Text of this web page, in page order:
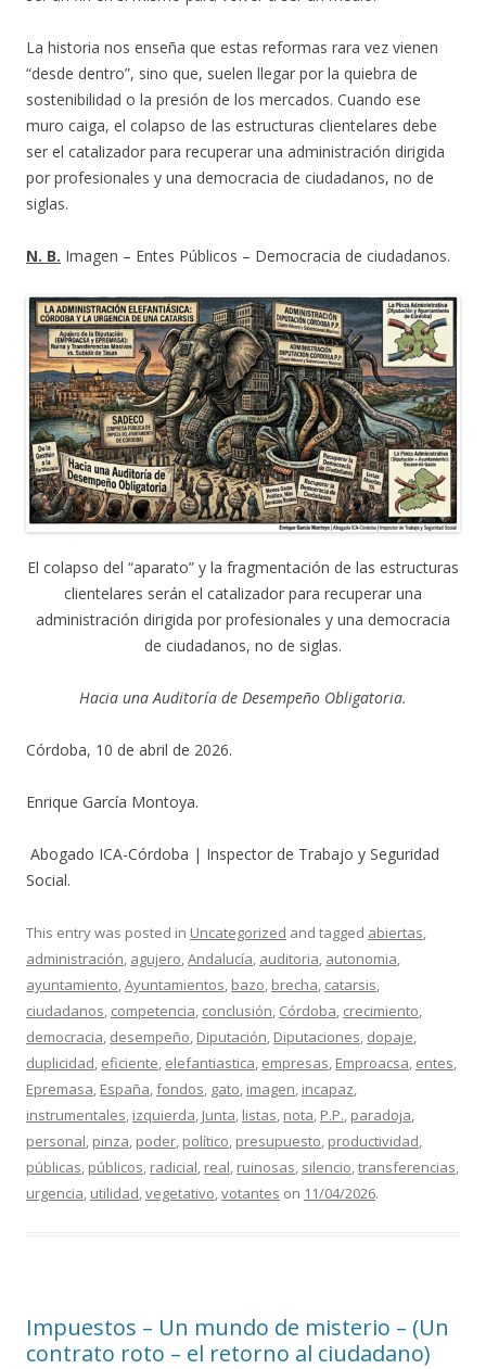
La historia nos enseña que estas reformas rara vez vienen
“desde dentro”, sino que, suelen llegar por la quiebra de
sostenibilidad o la presión de los mercados. Cuando ese
muro caiga, el colapso de las estructuras clientelares debe
ser el catalizador para recuperar una administración dirigida
por profesionales y una democracia de ciudadanos, no de
siglas.
N. B. Imagen – Entes Públicos – Democracia de ciudadanos.
El colapso del “aparato” y la fragmentación de las estructuras
clientelares serán el catalizador para recuperar una
administración dirigida por profesionales y una democracia
de ciudadanos, no de siglas.
Hacia una Auditoría de Desempeño Obligatoria.
Córdoba, 10 de abril de 2026.
Enrique García Montoya.
Abogado ICA-Córdoba | Inspector de Trabajo y Seguridad
Social.
This entry was posted in Uncategorized and tagged abiertas,
administración, agujero,Andalucía, auditoria, autonomia,
ayuntamiento,Ayuntamientos, bazo, brecha, catarsis,
ciudadanos, competencia, conclusión, Córdoba, crecimiento,
democracia, desempeño, Diputación, Diputaciones, dopaje,
duplicidad, eficiente, elefantiastica, empresas, Emproacsa, entes,
Epremasa, España,fondos, gato, imagen, incapaz,
instrumentales, izquierda, Junta, listas, nota, P.P., paradoja,
personal, pinza, poder, político, presupuesto, productividad,
públicas, públicos, radicial, real, ruinosas, silencio,transferencias,
urgencia, utilidad,vegetativo,votantes on 11/04/2026.
Impuestos – Un mundo de misterio – (Un
contrato roto – el retorno al ciudadano)